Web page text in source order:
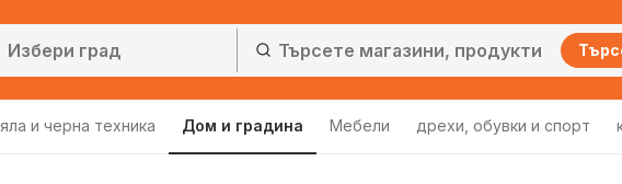
и черна техника Дом и градина Мебели дрехи, обувки и спорт